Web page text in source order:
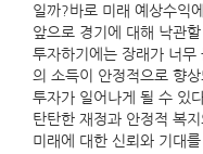
일까?바로 미래 예상수익
앞으로 경기에 대해 낙관
투자하기에는 장래가 너
의 소득이 안정적으로 향
투자가 일어나게 될 수 있
탄탄한 재정과 안정적 복
미래에 대한 신뢰와 기대